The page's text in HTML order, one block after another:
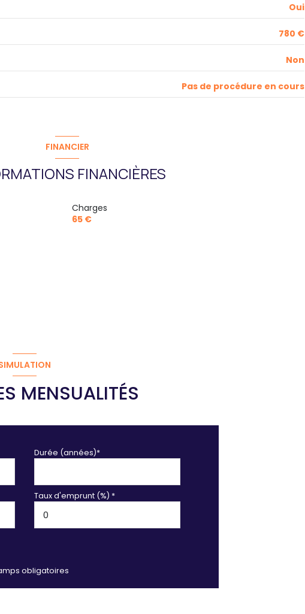
Oui
780 €
Non
Pas de procédure en cours
FINANCIER
FINANCIÈRES
Charges
65 €
MENSUALITÉS
Durée (années)*
Taux d'emprunt (%) *
obligatoires